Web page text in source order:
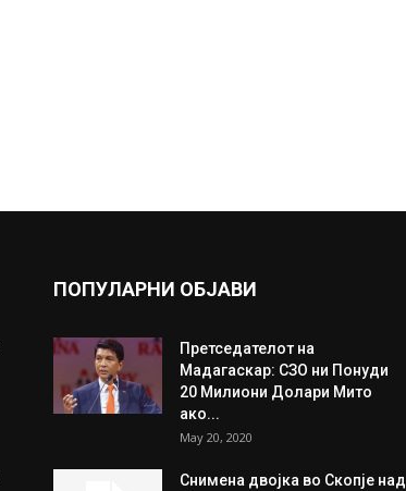
ПОПУЛАРНИ ОБЈАВИ
Претседателот на
Мадагаскар: СЗО ни Понуди
20 Милиони Долари Мито
ако...
May 20, 2020
Снимена двојка во Скопје над